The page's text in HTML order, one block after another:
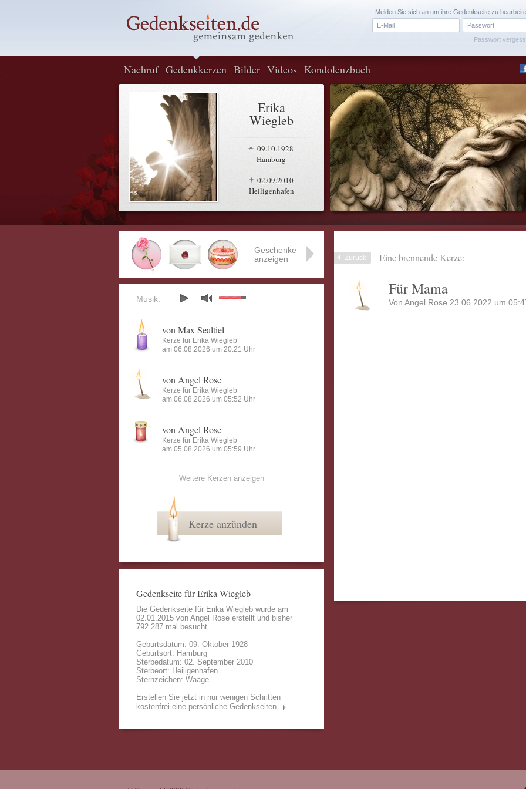
Passwort
Melden Sie sich an um ihre Gedenkseite zu
Nachruf Gedenkkerzen Bilder Videos Kondolenzbuch
Erika
Wiegleb
09.10.1928
Hamburg
-
02.09.2010
Heiligenhafen
Zurück Eine brennende Kerze:
Für Mama
Von Angel Rose 23.06.2022 um
Geschenke
anzeigen
Musik:
von Max Sealtiel
Kerze für Erika Wiegleb
am 06.08.2026 um 20:21 Uhr
von Angel Rose
Kerze für Erika Wiegleb
am 06.08.2026 um 05:52 Uhr
von Angel Rose
Kerze für Erika Wiegleb
am 05.08.2026 um 05:59 Uhr
Weitere Kerzen anzeigen
Kerze anzünden
Gedenkseite für Erika Wiegleb
Die Gedenkseite für Erika Wiegleb wurde am
02.01.2015 von Angel Rose erstellt und bisher
792.287 mal besucht.
Geburtsdatum: 09. Oktober 1928
Geburtsort: Hamburg
Sterbedatum: 02. September 2010
Sterbeort: Heiligenhafen
Sternzeichen: Waage
Erstellen Sie jetzt in nur wenigen Schritten
kostenfrei eine persönliche Gedenkseiten